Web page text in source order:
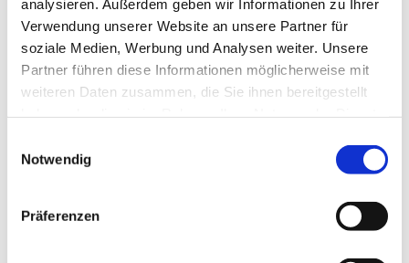
analysieren. Außerdem geben wir Informationen zu Ihrer
Verwendung unserer Website an unsere Partner für
soziale Medien, Werbung und Analysen weiter. Unsere
Partner führen diese Informationen möglicherweise mit
weiteren Daten zusammen, die Sie ihnen bereitgestellt
Notwendig
Präferenzen
Steuerberaterkammer Sachsen-Anhalt
http://www.steuerberaterkammer-sachsen-anhalt.de
Wir arbeiten in Kooperation mit